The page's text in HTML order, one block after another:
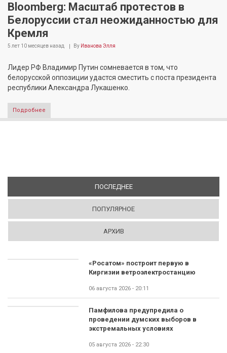
Bloomberg: Масштаб протестов в
Белоруссии стал неожиданностью для
Кремля
5 лет 10 месяцев назад By Иванова Элля
Лидер РФ Владимир Путин сомневается в том, что
белорусской оппозиции удастся сместить с поста президента
республики Александра Лукашенко.
Подробнее
ПОСЛЕДНЕЕ(АКТИВНАЯ ВКЛАДКА)
ПОПУЛЯРНОЕ
АРХИВ
«Росатом» построит первую в
Киргизии ветроэлектростанцию
06 августа 2026 - 20:11
Памфилова предупредила о
проведении думских выборов в
экстремальных условиях
05 августа 2026 - 22:30